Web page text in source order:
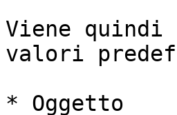
Viene
valori
* Oggetto